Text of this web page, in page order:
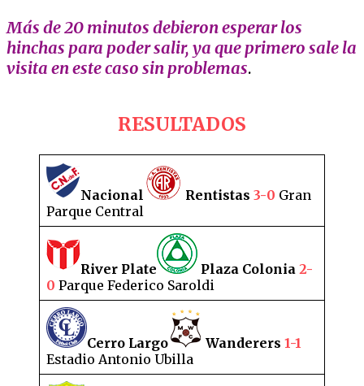
Más de 20 minutos debieron esperar los
hinchas para poder salir, ya que primero sale la
visita en este caso sin problemas.
RESULTADOS
Nacional Rentistas 3-0 Gran
Parque Central
River Plate Plaza Colonia 2-
0 Parque Federico Saroldi
Cerro Largo Wanderers 1-1
Estadio Antonio Ubilla